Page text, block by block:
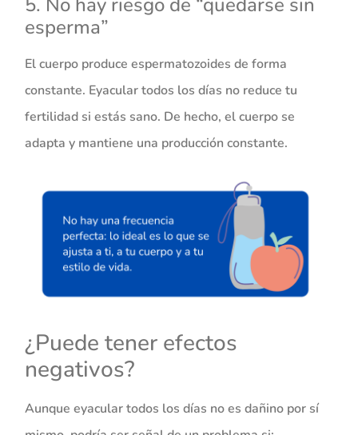
esperma”
El cuerpo produce espermatozoides de forma
constante. Eyacular todos los días no reduce tu
fertilidad si estás sano. De hecho, el cuerpo se
adapta y mantiene una producción constante.
¿Puede tener efectos
negativos?
Aunque eyacular todos los días no es dañino por sí